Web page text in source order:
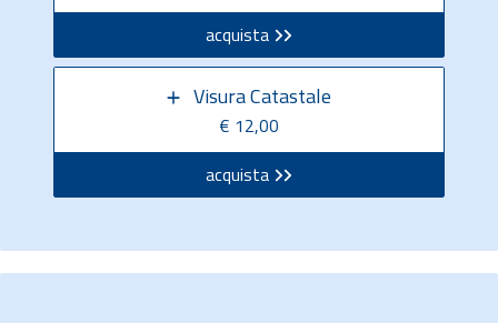
acquista
Visura Catastale
€ 12,00
acquista